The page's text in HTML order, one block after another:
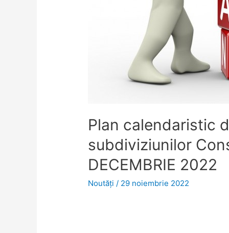
Plan calendaristic
subdiviziunilor
DECEMBRIE 2022
Noutăţi / 29 noiembrie 2022